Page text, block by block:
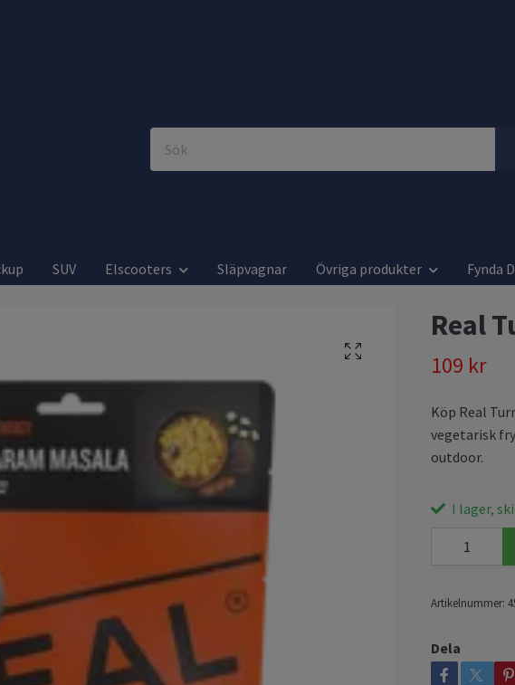
SUV Elscooters Släpvagnar Övriga produkter Fynda
Real
109 kr
Köp Real
vegetarisk
outdoor.
I lager,
Artikelnummer:
Dela